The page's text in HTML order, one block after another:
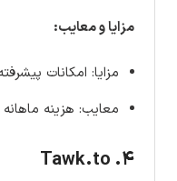
مزایا و معایب:
مزایا: امکانات
معایب: هزینه ماهانه
۴. Tawk.to